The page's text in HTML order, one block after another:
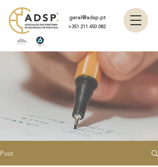
+351 211 450 082
geral@adsp.pt
Post